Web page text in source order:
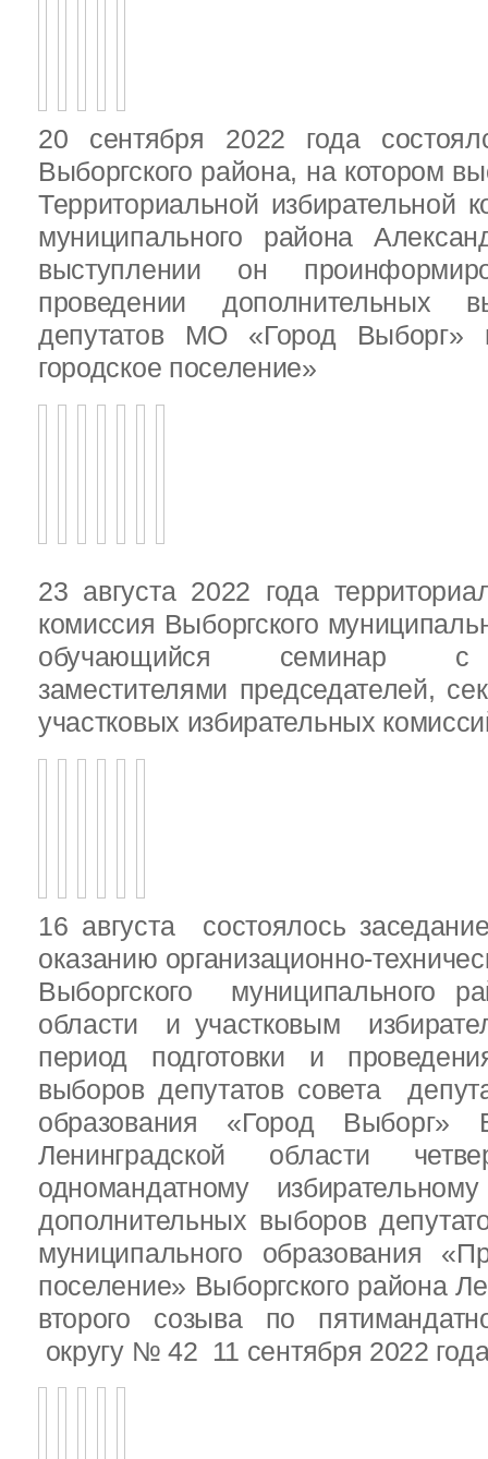
20 сентября 2022 года
Выборгского района, на котором
Территориальной избирательной
муниципального района
выступлении он
проведении дополнительных
депутатов МО «Город
городское поселение»
23 августа 2022 года
комиссия Выборгского
обучающийся семинар с
заместителями председателей,
участковых избирательных
16 августа состоялось
оказанию организационно-
Выборгского муниципального
области и участковым
период подготовки и
выборов депутатов совета
образования «Город Выборг»
Ленинградской области
одномандатному
дополнительных выборов
муниципального образования
поселение» Выборгского района
второго созыва по
округу № 42 11 сентября 2022